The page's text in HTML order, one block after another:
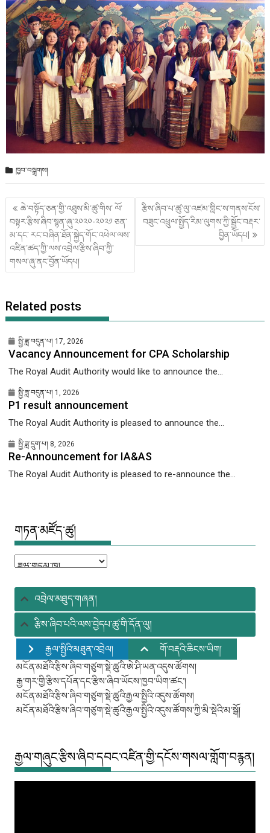
ཁྱབ་བསྒྲགས།
Post
གི་
འགྲུལ་
ལམ།
ཆེ་བསྟོད་ཅན་གྱི་འཐུས་མི་ཚུ་གིས་ ལོ་
བསྟར་རྩིས་ཞིབ་སྙན་ཞུ་༢༠༢༠-༢༠༢༡ ཅན་
མ་དང་ རང་བཞིན་ཐོན་སྐྱེད་གོང་འཕེལ་ལས་
འཛིན་ཚད་ཀྱི་ལས་འབྲེལ་རྩིས་ཞིབ་ཀྱི་
གསལ་ཞུ་ནང་བྱོན་ཡོདཔ།
རྩིས་ཞིབ་པ་ཚུ་ལུ་འཛམ་གླིང་ས་གནས་ངོས་
བཟུང་འཕྲུལ་སྤྱོད་རིམ་ལུགས་ཀྱི་སྦྱོང་བརྡར་
བྱིན་ཡོདཔ|
Related posts
སྤྱི་ཟླ་བདུན་པ། 17, 2026
Vacancy Announcement for CPA Scholarship
The Royal Audit Authority would like to announce the...
སྤྱི་ཟླ་བདུན་པ། 1, 2026
P1 result announcement
The Royal Audit Authority is pleased to announce the...
སྤྱི་ཟླ་དྲུག་པ། 8, 2026
Re-Announcement for IA&AS
The Royal Audit Authority is pleased to re-announce the...
གཏན་མཛོད་ཚུ།
གཏན་
ཚུ།
འབྲེལ་མཐུད་གཞན།
རྩིས་ཞིབ་པའི་ལས་བྱེདཔ་ཚུ་གི་དོན་ལུ།
རྒྱལ་སྤྱིའི་མཐུན་འབྲེལ།
གོ་བརྡའི་ཆིངས་ཡིག།
མངོན་མཐོའི་རྩིས་ཞིབ་གཙུག་སྡེ་ཚུའི་ཨེ་ཤི་ཡན་འདུས་ཚོགས།
རྒྱ་གར་གྱི་རྩིས་དཔོན་དང་རྩིས་ཞིབ་ཡོངས་ཁྱབ་ཡིག་ཚང་།
མངོན་མཐོའི་རྩིས་ཞིབ་གཙུག་སྡེ་ཚུའི་རྒྱལ་སྤྱིའི་འདུས་ཚོགས།
མངོན་མཐོའི་རྩིས་ཞིབ་གཙུག་སྡེ་ཚུའི་རྒྱལ་སྤྱིའི་འདུས་ཚོགས་ཀྱི་མི་སྡེའི་མ་སྒོ།
རྒྱལ་གཞུང་རྩིས་ཞིབ་དབང་འཛིན་གྱི་དངོས་གསལ་གློག་བརྙན།